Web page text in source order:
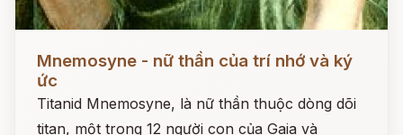
Mnemosyne - nữ thần của trí nhớ và ký
ức
Titanid Mnemosyne, là nữ thần thuộc dòng dõi
titan, một trong 12 người con của Gaia và